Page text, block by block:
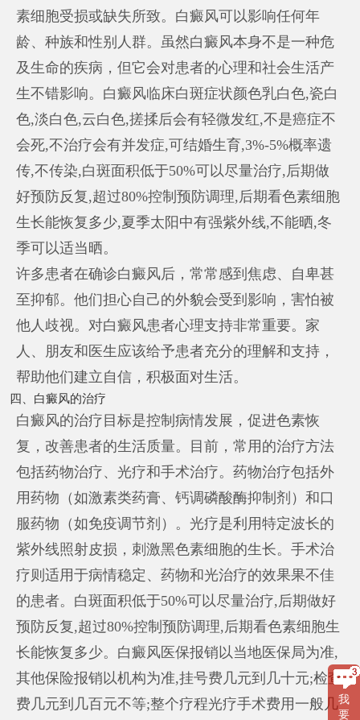
素细胞受损或缺失所致。白癜风可以影响任何年
龄、种族和性别人群。虽然白癜风本身不是一种危
及生命的疾病，但它会对患者的心理和社会生活产
生不错影响。白癜风临床白斑症状颜色乳白色,瓷白
色,淡白色,云白色,搓揉后会有轻微发红,不是癌症不
会死,不治疗会有并发症,可结婚生育,3%-5%概率遗
传,不传染,白斑面积低于50%可以尽量治疗,后期做
好预防反复,超过80%控制预防调理,后期看色素细胞
生长能恢复多少,夏季太阳中有强紫外线,不能晒,冬
季可以适当晒。
许多患者在确诊白癜风后，常常感到焦虑、自卑甚
至抑郁。他们担心自己的外貌会受到影响，害怕被
他人歧视。对白癜风患者心理支持非常重要。家
人、朋友和医生应该给予患者充分的理解和支持，
帮助他们建立自信，积极面对生活。
四、白癜风的治疗
白癜风的治疗目标是控制病情发展，促进色素恢
复，改善患者的生活质量。目前，常用的治疗方法
包括药物治疗、光疗和手术治疗。药物治疗包括外
用药物（如激素类药膏、钙调磷酸酶抑制剂）和口
服药物（如免疫调节剂）。光疗是利用特定波长的
紫外线照射皮损，刺激黑色素细胞的生长。手术治
疗则适用于病情稳定、药物和光治疗的效果果不佳
的患者。白斑面积低于50%可以尽量治疗,后期做好
预防反复,超过80%控制预防调理,后期看色素细胞生
长能恢复多少。白癜风医保报销以当地医保局为准,
其他保险报销以机构为准,挂号费几元到几十元;检查
费几元到几百元不等;整个疗程光疗手术费用一般几我
要